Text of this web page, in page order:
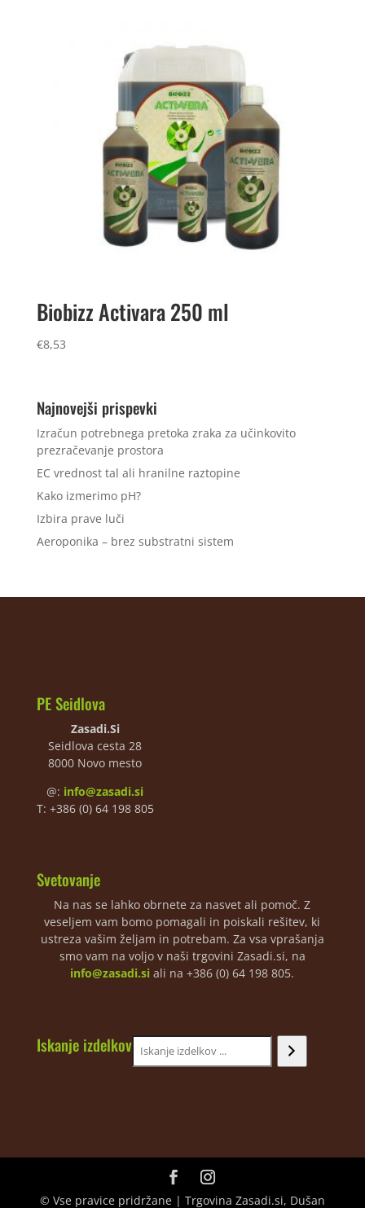
Biobizz Activara 250 ml
€8,53
Najnovejši prispevki
Izračun potrebnega pretoka zraka za učinkovito
prezračevanje prostora
EC vrednost tal ali hranilne raztopine
Kako izmerimo pH?
Izbira prave luči
Aeroponika – brez substratni sistem
PE Seidlova
Zasadi.Si
Seidlova cesta 28
8000 Novo mesto
@: info@zasadi.si
T: +386 (0) 64 198 805
Svetovanje
Na nas se lahko obrnete za nasvet ali pomoč. Z
veseljem vam bomo pomagali in poiskali rešitev, ki
ustreza vašim željam in potrebam. Za vsa vprašanja
smo vam na voljo v naši trgovini Zasadi.si, na
info@zasadi.si ali na +386 (0) 64 198 805.
Iskanje izdelkov
© Vse pravice pridržane | Trgovina Zasadi.si, Dušan